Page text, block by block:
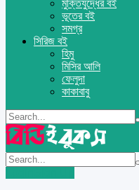
মুক্তিযুদ্ধের বই
ভূতের বই
সমগ্র
সিরিজ বই
হিমু
মিসির আলি
ফেলুদা
কাকাবাবু